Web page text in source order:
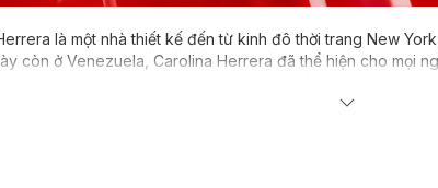
là một nhà thiết kế đến từ kinh đô thời trang New
còn ở Venezuela, Carolina Herrera đã thể hiện cho mọi
năm 1980, bằng chính những chiếc váy. Thời gian đầu,
chóng, và thương hiệu CH - Carolina Herrera chính